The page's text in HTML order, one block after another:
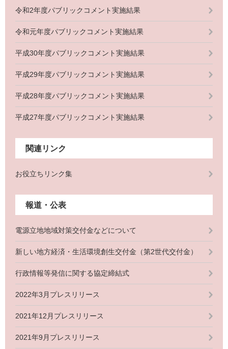
令和2年度パブリックコメント実施結果
令和元年度パブリックコメント実施結果
平成30年度パブリックコメント実施結果
平成29年度パブリックコメント実施結果
平成28年度パブリックコメント実施結果
平成27年度パブリックコメント実施結果
関連リンク
お役立ちリンク集
報道・公表
電源立地地域対策交付金などについて
新しい地方経済・生活環境創生交付金（第2世代交付金）
行政情報等発信に関する協定締結式
2022年3月プレスリリース
2021年12月プレスリリース
2021年9月プレスリリース